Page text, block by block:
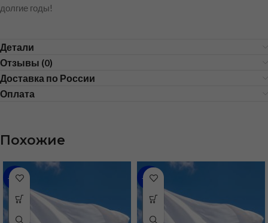
долгие годы!
Детали
Отзывы (0)
Доставка по России
Оплата
Похожие
-46% -43%